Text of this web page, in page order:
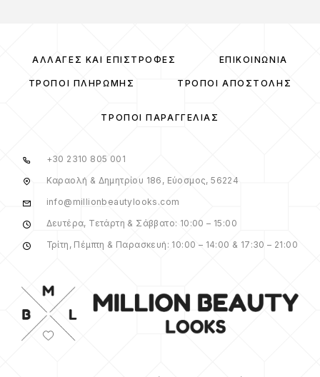
ΑΛΛΑΓΈΣ ΚΑΙ ΕΠΙΣΤΡΟΦΈΣ ΕΠΙΚΟΙΝΩΝΊΑ
ΤΡΌΠΟΙ ΠΛΗΡΩΜΉΣ ΤΡΌΠΟΙ ΑΠΟΣΤΟΛΉΣ
ΤΡΌΠΟΙ ΠΑΡΑΓΓΕΛΊΑΣ
+30 2310 805 001
Καραολή & Δημητρίου 186, Εύοσμος, 56224
info@millionbeautylooks.com
Δευτέρα, Τετάρτη & Σάββατο: 10:00 – 15:00
Τρίτη, Πέμπτη & Παρασκευή: 10:00 – 14:00 & 17:30 – 21:00